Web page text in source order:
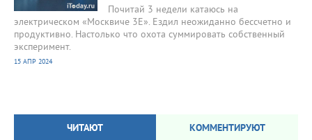
Почитай 3 недели катаюсь на
электрическом «Москвиче 3Е». Ездил неожиданно бессчетно и
продуктивно. Настолько что охота суммировать собственный
эксперимент.
15 АПР 2024
ЧИТАЮТ КОММЕНТИРУЮТ